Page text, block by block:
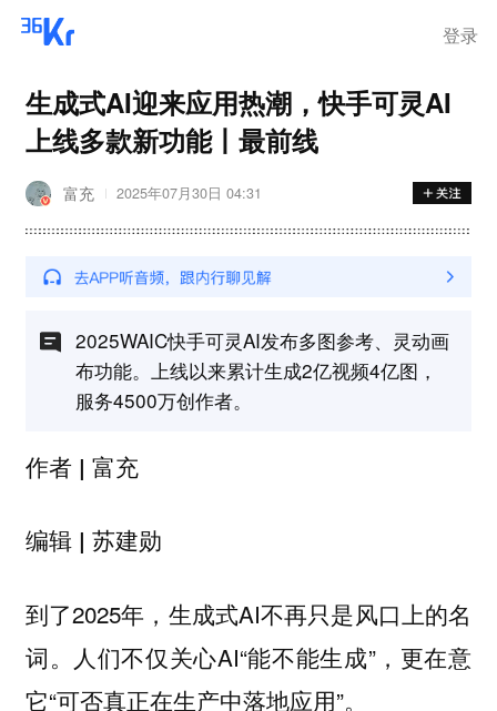
登录
生成式AI迎来应用热潮，快手可灵AI
上线多款新功能丨最前线
富充 2025年07月30日 04:31
2025WAIC快手可灵AI发布多图参考、灵动画
布功能。上线以来累计生成2亿视频4亿图，
服务4500万创作者。
作者 | 富充
编辑 | 苏建勋
到了2025年，生成式AI不再只是风口上的名
词。人们不仅关心AI“能不能生成”，更在意
它“可否真正在生产中落地应用”。